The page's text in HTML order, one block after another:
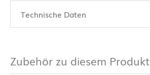
Technische Daten
Zubehör zu diesem Produkt